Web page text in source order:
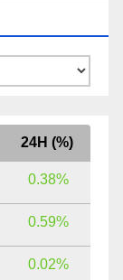
24H (%)
0.38%
0.59%
0.02%